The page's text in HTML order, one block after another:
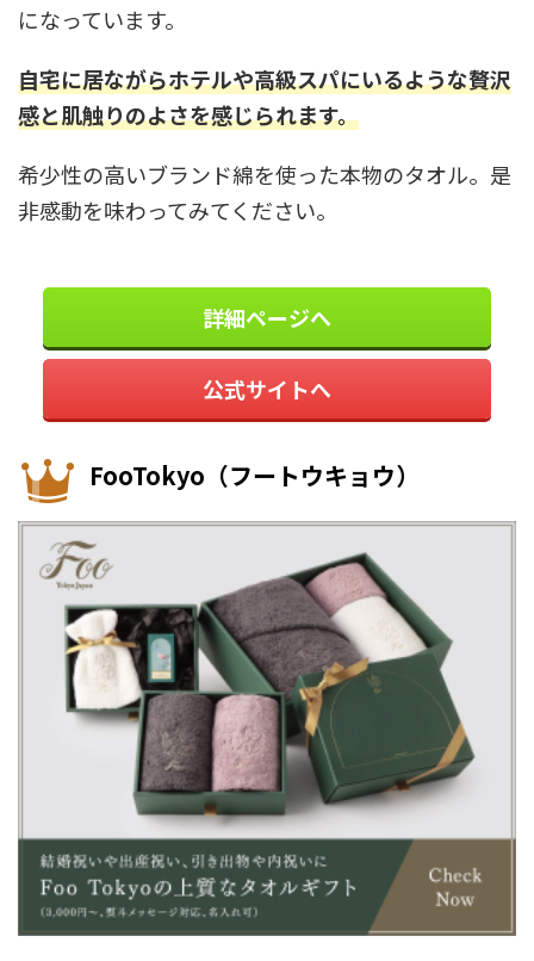
になっています。
自宅に居ながらホテルや高級スパにいるような贅沢
感と肌触りのよさを感じられます。
希少性の高いブランド綿を使った本物のタオル。是
非感動を味わってみてください。
詳細ページへ
公式サイトへ
FooTokyo（フートウキョウ）